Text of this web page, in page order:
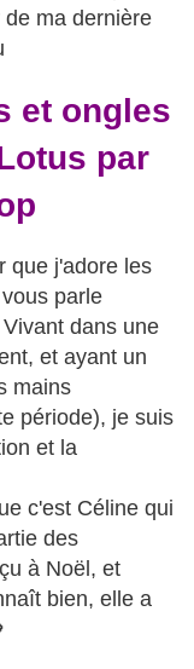
ma dernière
et ongles
par
que j'adore les
parle
Vivant dans une
et ayant un
mains
période), je suis
et la
c'est Céline qui
des
à Noël, et
bien, elle a